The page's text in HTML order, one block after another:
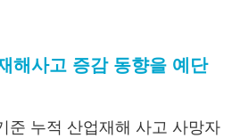
해사고 증감 동향을 예단
준 누적 산업재해 사고 사망자